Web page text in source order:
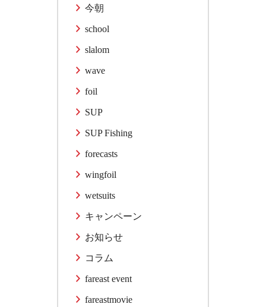
今朝
school
slalom
wave
foil
SUP
SUP Fishing
forecasts
wingfoil
wetsuits
キャンペーン
お知らせ
コラム
fareast event
fareastmovie